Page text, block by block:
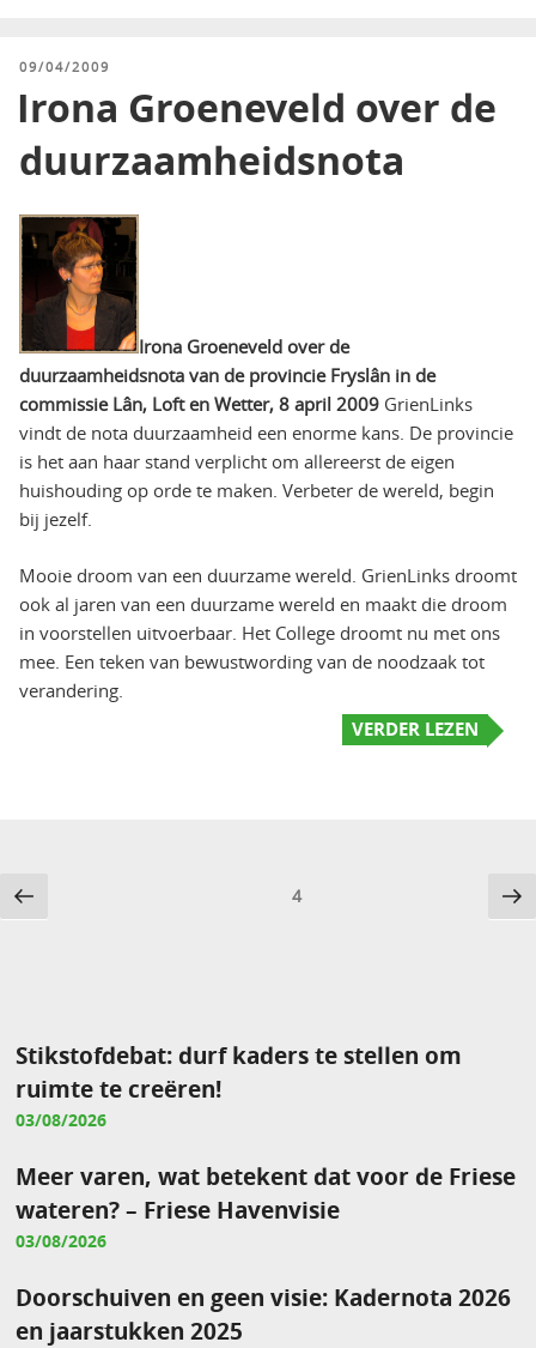
GEPLAATST
09/04/2009
Irona Groeneveld over de
duurzaamheidsnota
Irona Groeneveld over de
duurzaamheidsnota van de provincie Fryslân in de
commissie Lân, Loft en Wetter, 8 april 2009 GrienLinks
vindt de nota duurzaamheid een enorme kans. De provincie
is het aan haar stand verplicht om allereerst de eigen
huishouding op orde te maken. Verbeter de wereld, begin
bij jezelf.
Mooie droom van een duurzame wereld. GrienLinks droomt
ook al jaren van een duurzame wereld en maakt die droom
in voorstellen uitvoerbaar. Het College droomt nu met ons
mee. Een teken van bewustwording van de noodzaak tot
verandering.
VERDER LEZEN
Berichten
paginering
Vorige
pagina
Pagina4
Stikstofdebat: durf kaders te stellen om
ruimte te creëren!
03/08/2026
Meer varen, wat betekent dat voor de Friese
wateren? – Friese Havenvisie
03/08/2026
Doorschuiven en geen visie: Kadernota 2026
en jaarstukken 2025